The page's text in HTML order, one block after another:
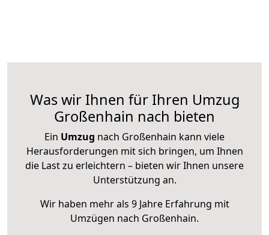
Was wir Ihnen für Ihren Umzug
Großenhain nach bieten
Ein Umzug nach Großenhain kann viele
Herausforderungen mit sich bringen, um Ihnen
die Last zu erleichtern – bieten wir Ihnen unsere
Unterstützung an.
Wir haben mehr als 9 Jahre Erfahrung mit
Umzügen nach Großenhain.